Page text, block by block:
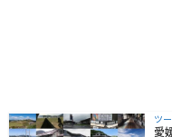
ツ
愛